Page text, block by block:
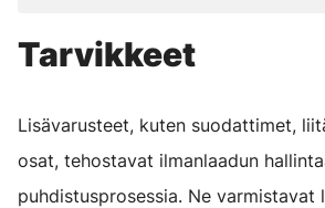
Tarvikkeet
Lisävarusteet, kuten suodattimet,
osat, tehostavat ilmanlaadun
puhdistusprosessia. Ne varmistavat